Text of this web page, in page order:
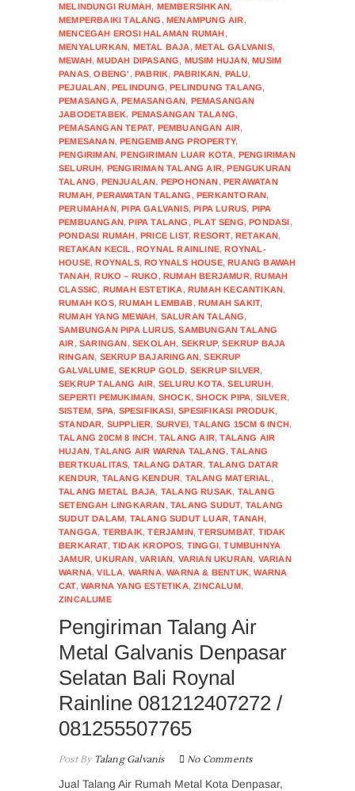
MELINDUNGI RUMAH, MEMBERSIHKAN,
MEMPERBAIKI TALANG ,MENAMPUNG AIR,
MENCEGAH EROSI HALAMAN RUMAH,
MENYALURKAN, METAL BAJA,METAL GALVANIS,
MEWAH,MUDAH DIPASANG, MUSIM HUJAN,MUSIM
PANAS,OBENG' ,PABRIK, PABRIKAN, PALU,
PEJUALAN,PELINDUNG,PELINDUNG TALANG,
PEMASANGA,PEMASANGAN, PEMASANGAN
JABODETABEK, PEMASANGAN TALANG,
PEMASANGAN TEPAT, PEMBUANGAN AIR,
PEMESANAN,PENGEMBANG PROPERTY,
PENGIRIMAN,PENGIRIMAN LUAR KOTA, PENGIRIMAN
SELURUH, PENGIRIMAN TALANG AIR,PENGUKURAN
TALANG, PENJUALAN, PEPOHONAN,PERAWATAN
RUMAH,PERAWATAN TALANG ,PERKANTORAN,
PERUMAHAN,PIPA GALVANIS,PIPA LURUS, PIPA
PEMBUANGAN,PIPA TALANG ,PLAT SENG,PONDASI,
PONDASI RUMAH,PRICE LIST,RESORT,RETAKAN,
RETAKAN KECIL ,ROYNAL RAINLINE,ROYNAL-
HOUSE,ROYNALS,ROYNALS HOUSE,RUANG BAWAH
TANAH,RUKO – RUKO ,RUMAH BERJAMUR,RUMAH
CLASSIC, RUMAH ESTETIKA,RUMAH KECANTIKAN,
RUMAH KOS,RUMAH LEMBAB,RUMAH SAKIT,
RUMAH YANG MEWAH, SALURAN TALANG,
SAMBUNGAN PIPA LURUS,SAMBUNGAN TALANG
AIR,SARINGAN,SEKOLAH, SEKRUP,SEKRUP BAJA
RINGAN, SEKRUP BAJARINGAN,SEKRUP
GALVALUME,SEKRUP GOLD, SEKRUP SILVER,
SEKRUP TALANG AIR, SELURU KOTA,SELURUH,
SEPERTI PEMUKIMAN, SHOCK,SHOCK PIPA, SILVER,
SISTEM, SPA, SPESIFIKASI,SPESIFIKASI PRODUK,
STANDAR, SUPPLIER, SURVEI,TALANG 15CM 6 INCH,
TALANG 20CM 8 INCH,TALANG AIR,TALANG AIR
HUJAN,TALANG AIR WARNA TALANG,TALANG
BERTKUALITAS, TALANG DATAR, TALANG DATAR
KENDUR, TALANG KENDUR, TALANG MATERIAL ,
TALANG METAL BAJA, TALANG RUSAK, TALANG
SETENGAH LINGKARAN,TALANG SUDUT, TALANG
SUDUT DALAM, TALANG SUDUT LUAR,TANAH,
TANGGA, TERBAIK,TERJAMIN,TERSUMBAT, TIDAK
BERKARAT,TIDAK KROPOS, TINGGI,TUMBUHNYA
JAMUR,UKURAN,VARIAN, VARIAN UKURAN, VARIAN
WARNA,VILLA, WARNA,WARNA & BENTUK,WARNA
CAT,WARNA YANG ESTETIKA,ZINCALUM,
ZINCALUME
Pengiriman Talang Air
Metal Galvanis Denpasar
Selatan Bali Roynal
Rainline 081212407272 /
081255507765
Post ByTalang Galvanis No Comments
Jual Talang Air Rumah Metal Kota Denpasar,